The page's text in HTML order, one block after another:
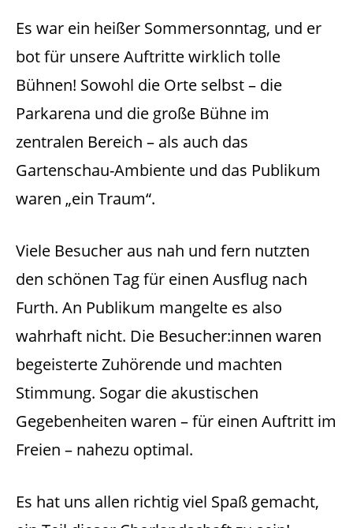
Es war ein heißer Sommersonntag, und er
bot für unsere Auftritte wirklich tolle
Bühnen! Sowohl die Orte selbst – die
Parkarena und die große Bühne im
zentralen Bereich – als auch das
Gartenschau-Ambiente und das Publikum
waren „ein Traum“.
Viele Besucher aus nah und fern nutzten
den schönen Tag für einen Ausflug nach
Furth. An Publikum mangelte es also
wahrhaft nicht. Die Besucher:innen waren
begeisterte Zuhörende und machten
Stimmung. Sogar die akustischen
Gegebenheiten waren – für einen Auftritt im
Freien – nahezu optimal.
Es hat uns allen richtig viel Spaß gemacht,